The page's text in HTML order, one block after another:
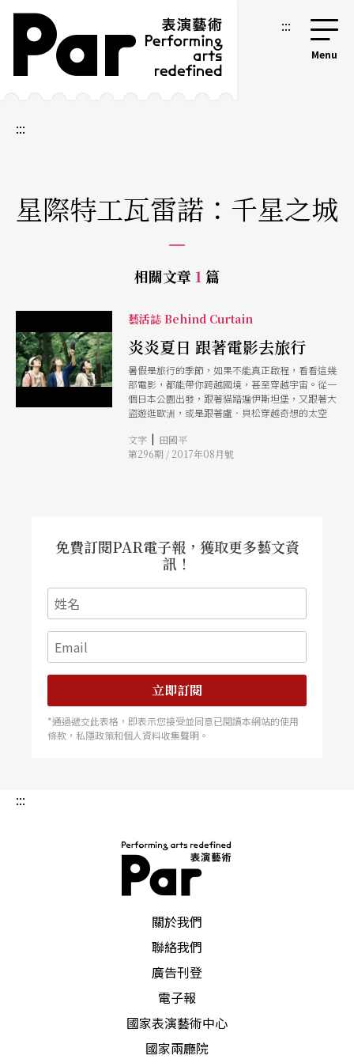
跳到主要內容區塊
網站導覽 :::
:::
星際特工瓦雷諾：千星之城
相關文章 1 篇
藝活誌 Behind Curtain
炎炎夏日 跟著電影去旅行
暑假是旅行的季節，如果不能真正啟程，看看這幾
部電影，都能帶你跨越國境，甚至穿越宇宙。從一
個日本公園出發，跟著貓踏遍伊斯坦堡，又跟著大
盜遊逛歐洲，或是跟著盧．貝松穿越奇想的太空
文字 | 田國平
第296期 / 2017年08月號
免費訂閱PAR電子報，獲取更多藝文資
訊！
立即訂閱
*通過遞交此表格，即表示您接受並同意已閱讀本網站的使用
條款，私隱政策和個人資料收集聲明。
:::
關於我們
聯絡我們
廣告刊登
電子報
國家表演藝術中心
國家兩廳院